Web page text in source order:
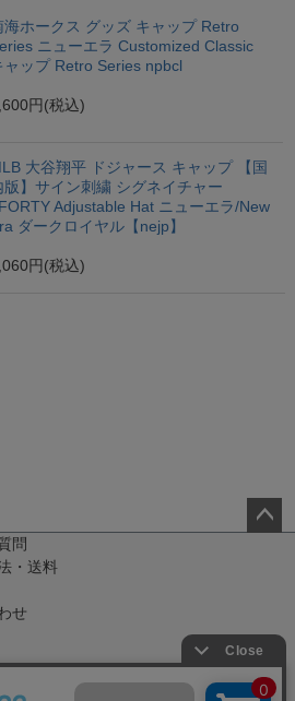
海ホークス グッズ キャップ Retro
ニューエラ Customized Classic
ャップ Retro Series npbcl
円 (税込)
大谷翔平 ドジャース キャップ 【国
版】サイン刺繍 シグネイチャー
Adjustable Hat ニューエラ/New
ダークロイヤル【nejp】
円 (税込)
問
・送料
せ